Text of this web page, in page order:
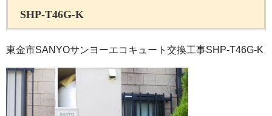
SHP-T46G-K
東金市SANYOサンヨーエコキュート交換工事SHP-T46G-K